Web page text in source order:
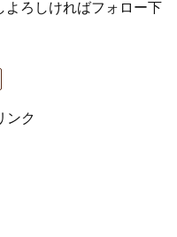
ろしければフォロー下
ンク